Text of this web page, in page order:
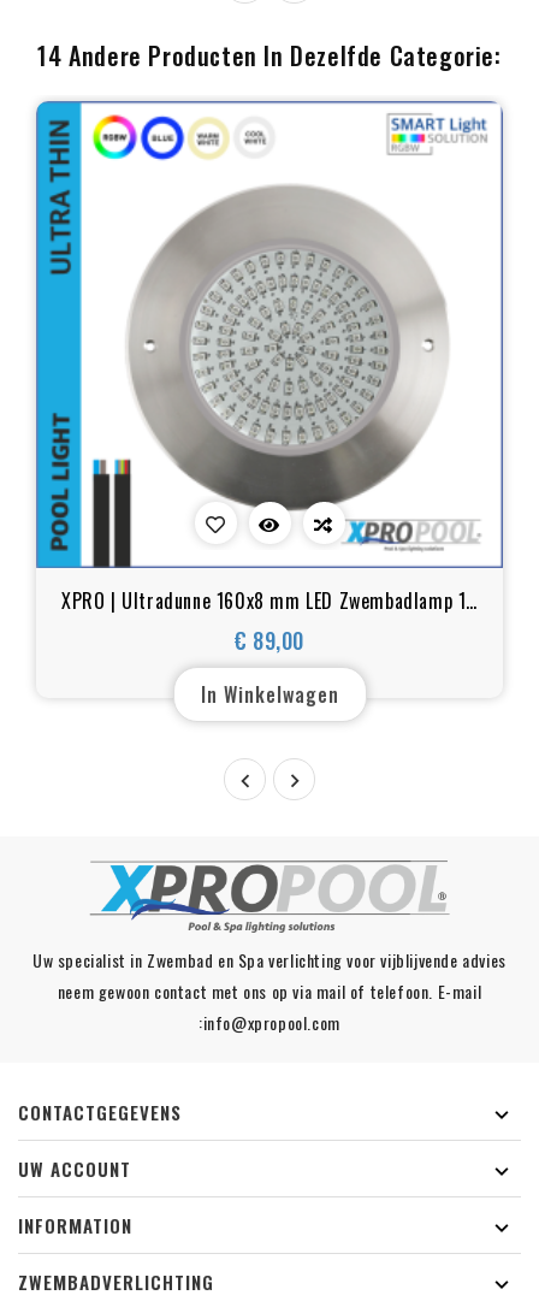
14 Andere Producten In Dezelfde Categorie:
XPRO | Ultradunne 160x8 mm LED Zwembadlamp 10
watt | WIT - RGB+W | RVS
€ 89,00
Prijs
In Winkelwagen
 
Uw specialist in Zwembad en Spa verlichting voor vijblijvende advies
neem gewoon contact met ons op via mail of telefoon. E-mail
:info@xpropool.com
CONTACTGEGEVENS

UW ACCOUNT

INFORMATION

ZWEMBADVERLICHTING
